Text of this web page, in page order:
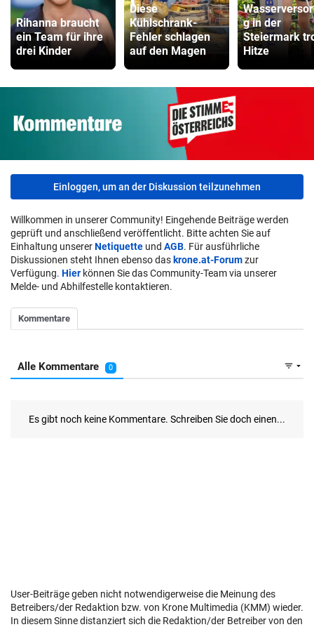
Rihanna braucht
ein Team für ihre
drei Kinder
Diese
Kühlschrank-
Fehler schlagen
auf den Magen
g in der
Steiermark
Hitze
Einloggen, um an der Diskussion teilzunehmen
Willkommen in unserer Community! Eingehende Beiträge werden
geprüft und anschließend veröffentlicht. Bitte achten Sie auf
Einhaltung unsererNetiquette und AGB. Für ausführliche
Diskussionen steht Ihnen ebenso daskrone.at-Forumzur
Verfügung. Hier können Sie das Community-Team via unserer
Melde- und Abhilfestelle kontaktieren.
User-Beiträge geben nicht notwendigerweise die Meinung des
Betreibers/der Redaktion bzw. von Krone Multimedia (KMM) wieder.
In diesem Sinne distanziert sich die Redaktion/der Betreiber von den